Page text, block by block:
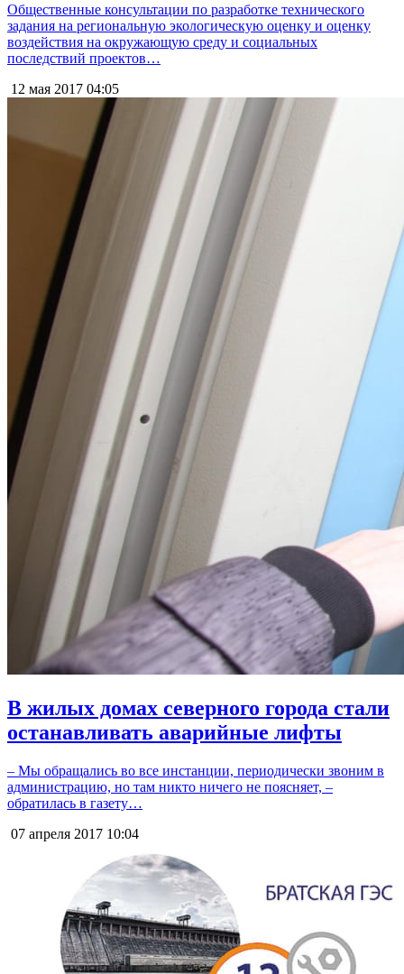
Общественные консультации по разработке технического
задания на региональную экологическую оценку и оценку
воздействия на окружающую среду и социальных
последствий проектов…
12 мая 2017 04:05
В жилых домах северного города стали
останавливать аварийные лифты
– Мы обращались во все инстанции, периодически звоним в
администрацию, но там никто ничего не поясняет, –
обратилась в газету…
07 апреля 2017 10:04